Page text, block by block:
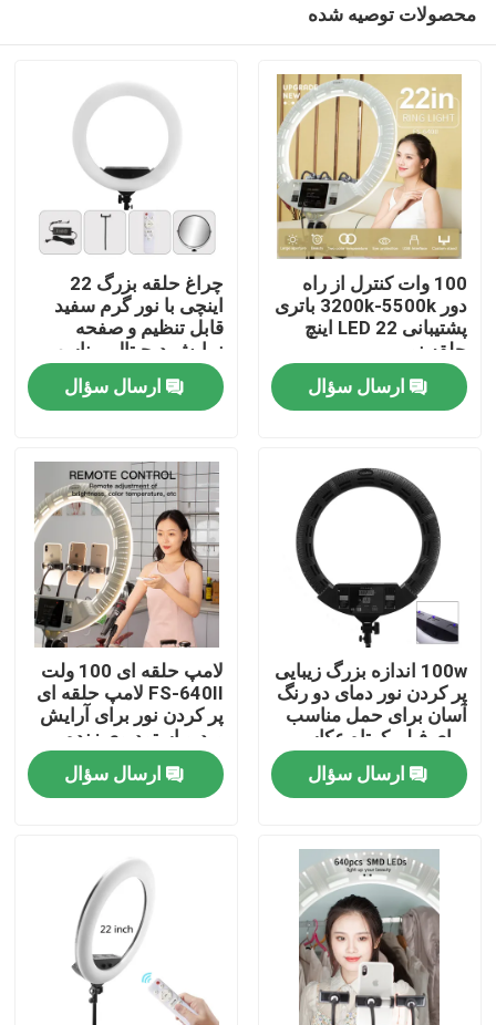
خونه
ویدیو
درباره ما
تور کارخانه
کنترل کیفیت
با ما تماس بگیرید
اخبار
پرونده ها
چراغ های ال ای دی ویدئو استودیو
محصولات توصیه شده
100 وات کنترل از راه
دور 3200k-5500k باتری
پشتیبانی LED 22 اینچ
حلقه نور
ارسال سؤال
چراغ حلقه بزرگ 22
اینچی با نور گرم سفید
قابل تنظیم و صفحه
نمایش دیجیتال، مناسب
برای پخش زنده نور پر
کردن و نور پر کردن
آرایش
ارسال سؤال
100w اندازه بزرگ زیبایی
پر کردن نور دمای دو رنگ
آسان برای حمل مناسب
برای فیلم کوتاه عکاسی
پر کردن نور
ارسال سؤال
لامپ حلقه ای 100 ولت
FS-640II لامپ حلقه ای
پر کردن نور برای آرایش
ویدیو استودیوی زنده
یوتیوبر Vlog پر کردن
آرایشگر مژه زیبایی
ارسال سؤال